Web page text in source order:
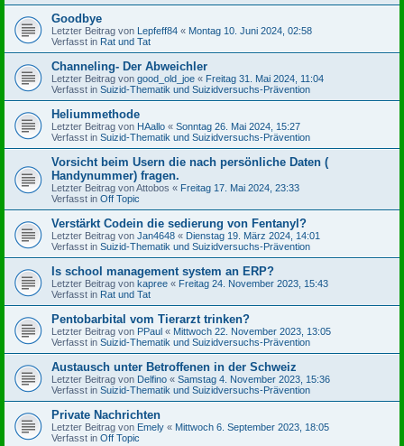
Goodbye
Letzter Beitrag von Lepfeff84 « Montag 10. Juni 2024, 02:58
Verfasst in Rat und Tat
Channeling- Der Abweichler
Letzter Beitrag von good_old_joe « Freitag 31. Mai 2024, 11:04
Verfasst in Suizid-Thematik und Suizidversuchs-Prävention
Heliummethode
Letzter Beitrag von HAallo « Sonntag 26. Mai 2024, 15:27
Verfasst in Suizid-Thematik und Suizidversuchs-Prävention
Vorsicht beim Usern die nach persönliche Daten (
Handynummer) fragen.
Letzter Beitrag vonAttobos « Freitag 17. Mai 2024, 23:33
Verfasst in Off Topic
Verstärkt Codein die sedierung von Fentanyl?
Letzter Beitrag von Jan4648 « Dienstag 19. März 2024, 14:01
Verfasst in Suizid-Thematik und Suizidversuchs-Prävention
Is school management system an ERP?
Letzter Beitrag von kapree « Freitag 24. November 2023, 15:43
Verfasst in Rat und Tat
Pentobarbital vom Tierarzt trinken?
Letzter Beitrag von PPaul « Mittwoch 22. November 2023, 13:05
Verfasst in Suizid-Thematik und Suizidversuchs-Prävention
Austausch unter Betroffenen in der Schweiz
Letzter Beitrag von Delfino « Samstag 4. November 2023, 15:36
Verfasst in Suizid-Thematik und Suizidversuchs-Prävention
Private Nachrichten
Letzter Beitrag von Emely « Mittwoch 6. September 2023, 18:05
Verfasst in Off Topic